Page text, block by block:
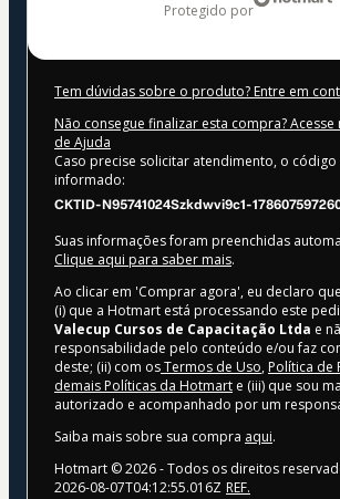
protegido por
Tem dúvidas sobre o produto? Entre em
Não consegue finalizar esta compra? Acesse
de Ajuda
Caso precise solicitar atendimento, o
informado:
CKTID-N95741024Szkdwvi9c1-
Suas informações foram preenchidas
Clique aqui para saber mais.
Ao clicar em 'Comprar agora', eu declaro
(i) que a Hotmart está processando este
Valecup Cursos de Capacitação Ltda e
responsabilidade pelo conteúdo e/ou faz
deste; (ii) com osTermos de Uso, Política de
demais Políticas da Hotmart e (iii) que sou
autorizado e acompanhado por um
Saiba mais sobre sua compra aqui.
Hotmart ©2026- Todos os direitos
2026-08-07T04:12:55.016Z REF.